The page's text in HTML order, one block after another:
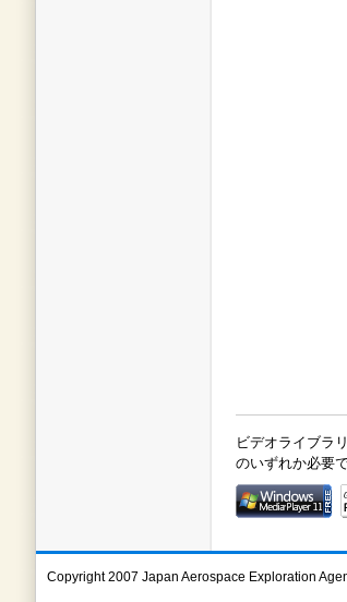
ビデオライブラ
のいずれか必要
Copyright 2007 Japan Aerospace Exploration